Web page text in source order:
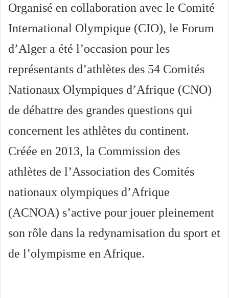
Organisé en collaboration avec le Comité
International Olympique (CIO), le Forum
d’Alger a été l’occasion pour les
représentants d’athlètes des 54 Comités
Nationaux Olympiques d’Afrique (CNO)
de débattre des grandes questions qui
concernent les athlètes du continent.
Créée en 2013, la Commission des
athlètes de l’Association des Comités
nationaux olympiques d’Afrique
(ACNOA) s’active pour jouer pleinement
son rôle dans la redynamisation du sport et
de l’olympisme en Afrique.